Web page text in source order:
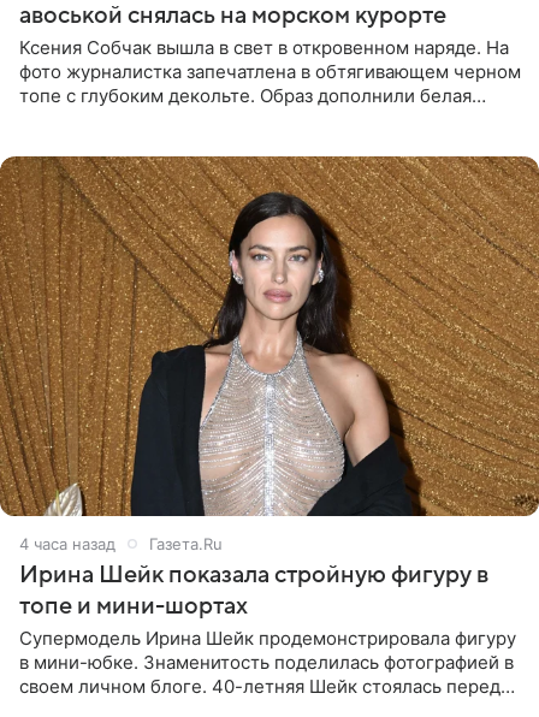
авоськой снялась на морском курорте
Ксения Собчак вышла в свет в откровенном наряде. На
фото журналистка запечатлена в обтягивающем черном
топе с глубоким декольте. Образ дополнили белая
4 часа назад Газета.Ru
Ирина Шейк показала стройную фигуру в
топе и мини-шортах
Супермодель Ирина Шейк продемонстрировала фигуру
в мини-юбке. Знаменитость поделилась фотографией в
своем личном блоге. 40-летняя Шейк стоялась перед